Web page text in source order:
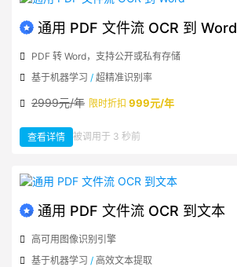
通用 PDF 文件流 OCR 到 Word
PDF 转 Word，支持公开或私有存储
基于机器学习 / 超精准识别率
2999元/年 限时折扣 999元/年
查看详情 ：
通
件
流
OCR
Word
被调用于 3 秒前
通用 PDF 文件流 OCR 到文本
高可用图像识别引擎
基于机器学习 / 高效文本提取